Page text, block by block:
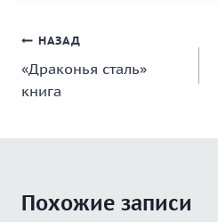
Навигация
по
записям
НАЗАД
«Драконья сталь»
книга
Похожие записи